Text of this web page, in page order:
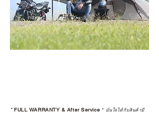
*FULL WARRANTY & After Service * มั่นใจได้กับสินค้ามี